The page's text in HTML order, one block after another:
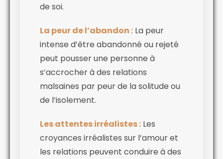
de soi.
La peur de l’abandon : La peur
intense d’être abandonné ou rejeté
peut pousser une personne à
s’accrocher à des relations
malsaines par peur de la solitude ou
de l’isolement.
Les attentes irréalistes : Les
croyances irréalistes sur l’amour et
les relations peuvent conduire à des